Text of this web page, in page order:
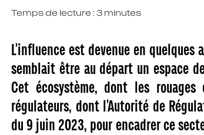
Temps de lecture : 3 minutes
L’influence est devenue en
semblait être au départ un espace
Cet écosystème, dont les
régulateurs, dont l’Autorité de
du 9 juin 2023, pour encadrer ce